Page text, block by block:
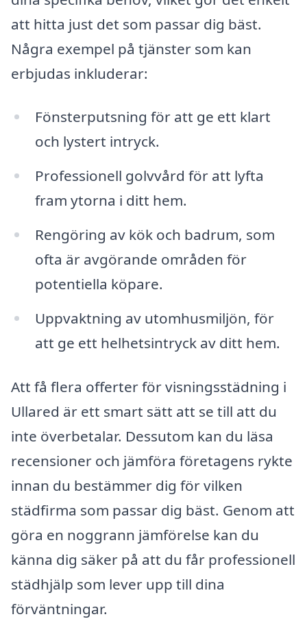
att hitta just det som passar dig bäst.
Några exempel på tjänster som kan
erbjudas inkluderar:
Fönsterputsning för att ge ett klart
och lystert intryck.
Professionell golvvård för att lyfta
fram ytorna i ditt hem.
Rengöring av kök och badrum, som
ofta är avgörande områden för
potentiella köpare.
Uppvaktning av utomhusmiljön, för
att ge ett helhetsintryck av ditt hem.
Att få flera offerter för visningsstädning i
Ullared är ett smart sätt att se till att du
inte överbetalar. Dessutom kan du läsa
recensioner och jämföra företagens rykte
innan du bestämmer dig för vilken
städfirma som passar dig bäst. Genom att
göra en noggrann jämförelse kan du
känna dig säker på att du får professionell
städhjälp som lever upp till dina
förväntningar.